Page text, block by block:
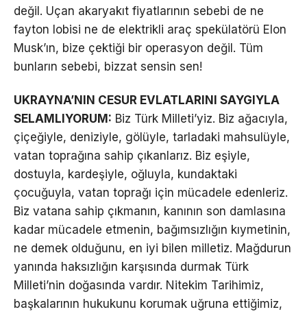
değil. Uçan akaryakıt fiyatlarının sebebi de ne
fayton lobisi ne de elektrikli araç spekülatörü Elon
Musk’ın, bize çektiği bir operasyon değil. Tüm
bunların sebebi, bizzat sensin sen!
UKRAYNA’NIN CESUR EVLATLARINI SAYGIYLA
SELAMLIYORUM: Biz Türk Milleti’yiz. Biz ağacıyla,
çiçeğiyle, deniziyle, gölüyle, tarladaki mahsulüyle,
vatan toprağına sahip çıkanlarız. Biz eşiyle,
dostuyla, kardeşiyle, oğluyla, kundaktaki
çocuğuyla, vatan toprağı için mücadele edenleriz.
Biz vatana sahip çıkmanın, kanının son damlasına
kadar mücadele etmenin, bağımsızlığın kıymetinin,
ne demek olduğunu, en iyi bilen milletiz. Mağdurun
yanında haksızlığın karşısında durmak Türk
Milleti’nin doğasında vardır. Nitekim Tarihimiz,
başkalarının hukukunu korumak uğruna ettiğimiz,